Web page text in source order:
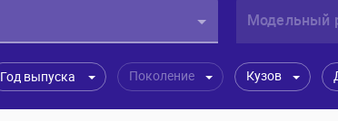
Модельный
Год выпуска Поколение Кузов